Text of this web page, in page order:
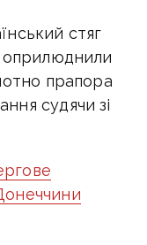
стяг
оприлюднили
прапора
судячи зі